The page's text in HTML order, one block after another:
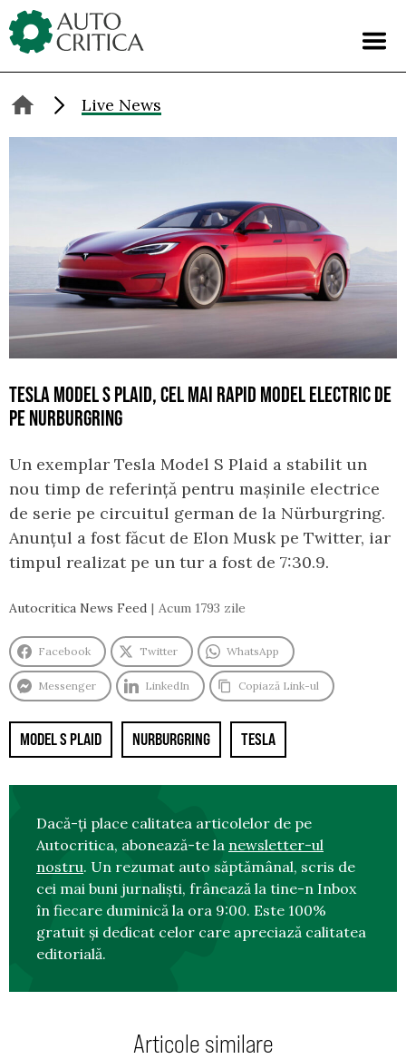
Skip
to
content
Live News
TESLA MODEL S PLAID, CEL MAI RAPID MODEL ELECTRIC DE
PE NURBURGRING
Un exemplar Tesla Model S Plaid a stabilit un
nou timp de referință pentru mașinile electrice
de serie pe circuitul german de la Nürburgring.
Anunțul a fost făcut de Elon Musk pe Twitter, iar
timpul realizat pe un tur a fost de 7:30.9.
Autocritica News Feed Acum 1793 zile
Facebook Twitter WhatsApp
Messenger LinkedIn Copiază Link-ul
MODEL S PLAID NURBURGRING TESLA
Dacă-ți place calitatea articolelor de pe
Autocritica, abonează-te la newsletter-ul
nostru. Un rezumat auto săptămânal, scris de
cei mai buni jurnaliști, frânează la tine-n Inbox
în fiecare duminică la ora 9:00. Este 100%
gratuit și dedicat celor care apreciază calitatea
editorială.
Articole similare